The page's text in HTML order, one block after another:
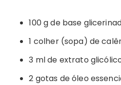
100 g de base
1 colher (sopa) de
3 ml de extrato
2 gotas de óleo